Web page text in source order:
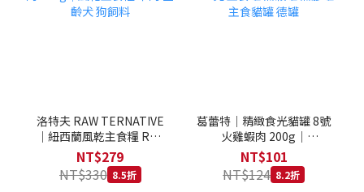
洛特夫 RAW TERNATIVE
｜紐西蘭風乾主食糧 RT3
羊肉 142g｜風乾主食糧 羊
肉 全齡犬 狗飼料
NT$279
NT$330 8.5折
葛蕾特｜精緻食光貓罐 8號
火雞蝦肉 200g｜
GranataPet 200克 主食罐
無穀罐 無膠罐 主食貓罐 德
罐
NT$101
NT$124 8.2折